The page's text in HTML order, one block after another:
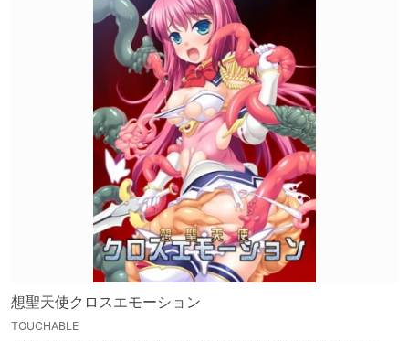
想聖天使クロスエモーション
TOUCHABLE